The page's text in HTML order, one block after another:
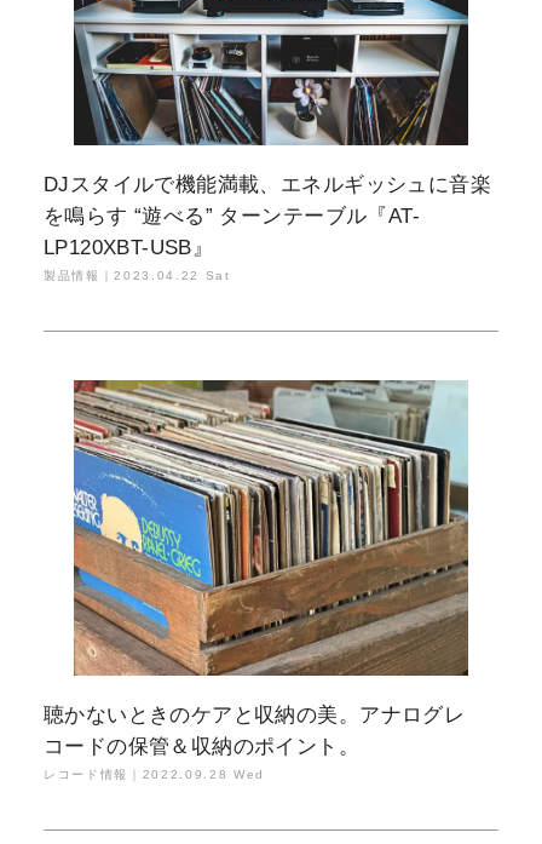
DJスタイルで機能満載、エネルギッシュに音楽
を鳴らす “遊べる” ターンテーブル『AT-
LP120XBT-USB』
製品情報｜2023.04.22 Sat
聴かないときのケアと収納の美。アナログレ
コードの保管＆収納のポイント。
レコード情報｜ 2022.09.28 Wed